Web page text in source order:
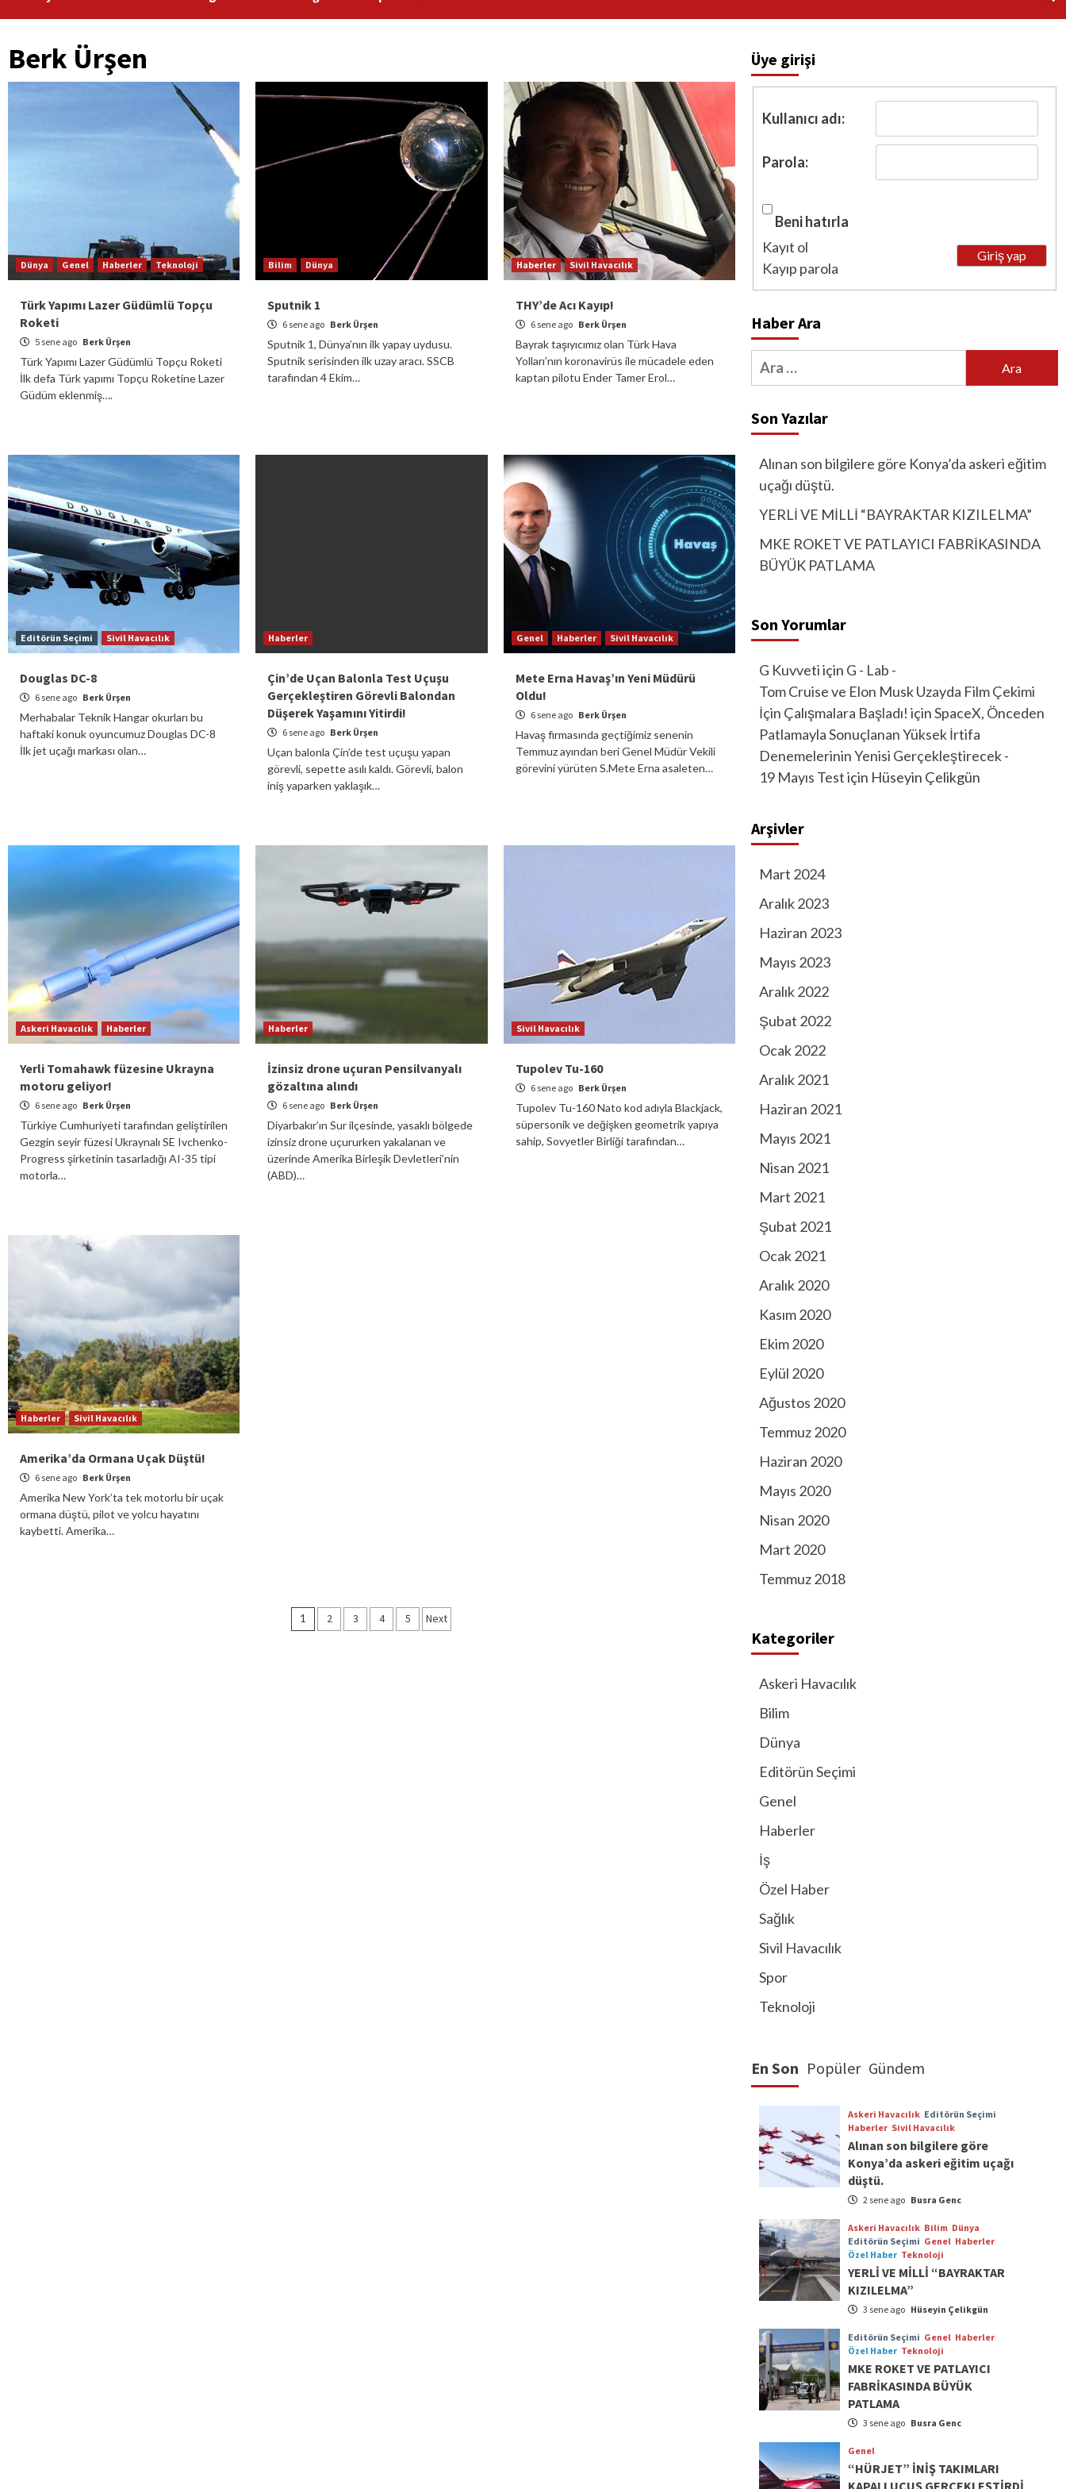
Berk Ürşen
Dünya Genel Haberler Teknoloji
Türk Yapımı Lazer Güdümlü Topçu
Roketi
5 sene ago Berk Ürşen
Türk Yapımı Lazer Güdümlü Topçu Roketi
İlk defa Türk yapımı Topçu Roketine Lazer
Güdüm eklenmiş….
Bilim Dünya
Sputnik 1
6 sene ago Berk Ürşen
Sputnik 1, Dünya’nın ilk yapay uydusu.
Sputnik serisinden ilk uzay aracı. SSCB
tarafından 4 Ekim…
Haberler Sivil Havacılık
THY’de Acı Kayıp!
6 sene ago Berk Ürşen
Bayrak taşıyıcımız olan Türk Hava
Yolları’nın koronavirüs ile mücadele eden
kaptan pilotu Ender Tamer Erol…
Editörün Seçimi Sivil Havacılık
Douglas DC-8
6 sene ago Berk Ürşen
Merhabalar Teknik Hangar okurları bu
haftaki konuk oyuncumuz Douglas DC-8
İlk jet uçağı markası olan…
Haberler
Çin’de Uçan Balonla Test Uçuşu
Gerçekleştiren Görevli Balondan
Düşerek Yaşamını Yitirdi!
6 sene ago Berk Ürşen
Uçan balonla Çin’de test uçuşu yapan
görevli, sepette asılı kaldı. Görevli, balon
iniş yaparken yaklaşık…
Genel Haberler Sivil Havacılık
Mete Erna Havaş’ın Yeni Müdürü
Oldu!
6 sene ago Berk Ürşen
Havaş firmasında geçtiğimiz senenin
Temmuz ayından beri Genel Müdür Vekili
görevini yürüten S.Mete Erna asaleten…
Askeri Havacılık Haberler
Yerli Tomahawk füzesine Ukrayna
motoru geliyor!
6 sene ago Berk Ürşen
Türkiye Cumhuriyeti tarafından geliştirilen
Gezgin seyir füzesi Ukraynalı SE Ivchenko-
Progress şirketinin tasarladığı AI-35 tipi
motorla…
Haberler
İzinsiz drone uçuran Pensilvanyalı
gözaltına alındı
6 sene ago Berk Ürşen
Diyarbakır’ın Sur ilçesinde, yasaklı bölgede
izinsiz drone uçururken yakalanan ve
üzerinde Amerika Birleşik Devletleri’nin
(ABD)…
Sivil Havacılık
Tupolev Tu-160
6 sene ago Berk Ürşen
Tupolev Tu-160 Nato kod adıyla Blackjack,
süpersonik ve değişken geometrik yapıya
sahip, Sovyetler Birliği tarafından…
Haberler Sivil Havacılık
Amerika’da Ormana Uçak Düştü!
6 sene ago Berk Ürşen
Amerika New York’ta tek motorlu bir uçak
ormana düştü, pilot ve yolcu hayatını
kaybetti. Amerika…
Yazı
1 2 3 4 5 Next
Üye girişi
Kullanıcı adı:
Parola:
Beni hatırla
Giriş yap
Kayıt ol
Kayıp parola
Haber Ara
Arama:
Son Yazılar
Alınan son bilgilere göre Konya’da askeri eğitim
uçağı düştü.
YERLİ VE MİLLİ “BAYRAKTAR KIZILELMA”
MKE ROKET VE PATLAYICI FABRİKASINDA
BÜYÜK PATLAMA
Son Yorumlar
G Kuvvetiiçin G - Lab -
Tom Cruise ve Elon Musk Uzayda Film Çekimi
İçin Çalışmalara Başladı! içinSpaceX, Önceden
Patlamayla Sonuçlanan Yüksek İrtifa
Denemelerinin Yenisi Gerçekleştirecek -
19 Mayıs Testiçin Hüseyin Çelikgün
Arşivler
Mart 2024
Aralık 2023
Haziran 2023
Mayıs 2023
Aralık 2022
Şubat 2022
Ocak 2022
Aralık 2021
Haziran 2021
Mayıs 2021
Nisan 2021
Mart 2021
Şubat 2021
Ocak 2021
Aralık 2020
Kasım 2020
Ekim 2020
Eylül 2020
Ağustos 2020
Temmuz 2020
Haziran 2020
Mayıs 2020
Nisan 2020
Mart 2020
Temmuz 2018
Kategoriler
Askeri Havacılık
Bilim
Dünya
Editörün Seçimi
Genel
Haberler
İş
Özel Haber
Sağlık
Sivil Havacılık
Spor
Teknoloji
En Son Popüler Gündem
Askeri Havacılık Editörün Seçimi
Haberler Sivil Havacılık
Alınan son bilgilere göre
Konya’da askeri eğitim uçağı
düştü.
2 sene ago Busra Genc
Askeri Havacılık Bilim Dünya
Editörün Seçimi Genel Haberler
Özel Haber Teknoloji
YERLİ VE MİLLİ “BAYRAKTAR
KIZILELMA”
3 sene ago Hüseyin Çelikgün
Editörün Seçimi Genel Haberler
Özel Haber Teknoloji
MKE ROKET VE PATLAYICI
FABRİKASINDA BÜYÜK
PATLAMA
3 sene ago Busra Genc
Genel
“HÜRJET” İNİŞ TAKIMLARI